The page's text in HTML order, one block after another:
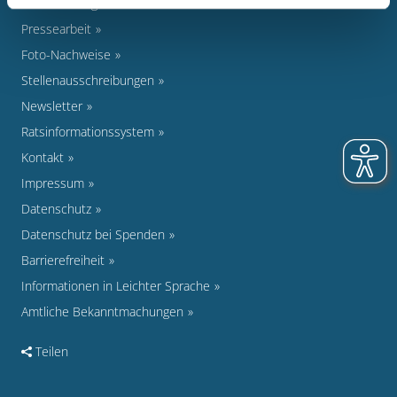
Pressearbeit
Foto-Nachweise
Stellenausschreibungen
Newsletter
Ratsinformationssystem
Kontakt
Impressum
Datenschutz
Datenschutz bei Spenden
Barrierefreiheit
Informationen in Leichter Sprache
Amtliche Bekanntmachungen
Teilen